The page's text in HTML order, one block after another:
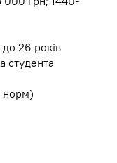
26 років
студента
норм)